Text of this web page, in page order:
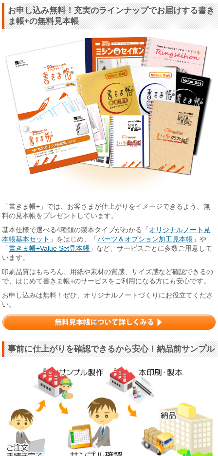
お申し込み無料！充実のラインナップでお届けする書き
ま帳+の無料見本帳
「書きま帳+」では、お客さまが仕上がりをイメージできるよう、無
料の見本帳をプレゼントしています。
基本仕様で選べる4種類の製本タイプがわかる「 オリジナルノート見
本帳基本セット 」をはじめ、「パーツ＆オプション加工見本帳 」や
「書きま帳+Value Set見本帳 」など、サービスごとに多数ご用意して
います。
印刷品質はもちろん、用紙や素材の質感、サイズ感など確認できるの
で、はじめて書きま帳+のサービスをご利用になる方にも安心です。
お申し込みは無料！ぜひ、オリジナルノートづくりにお役立てくださ
い。
事前に仕上がりを確認できるから安心！納品前サンプル